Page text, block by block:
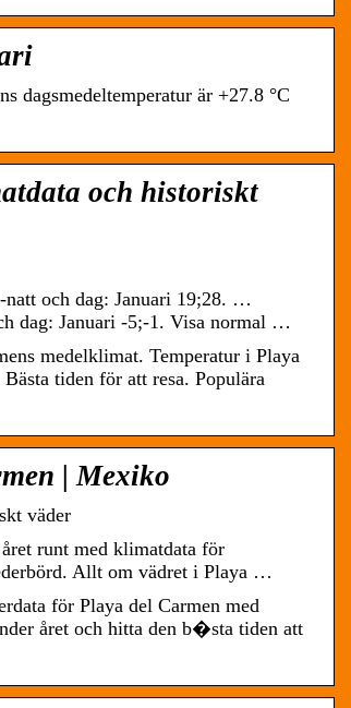
dagsmedeltemperatur är +27.8 °C
och historiskt
natt och dag: Januari 19;28. …
dag: Januari -5;-1. Visa normal …
medelklimat. Temperatur i Playa
tiden för att resa. Populära
| Mexiko
väder
runt med klimatdata för
Allt om vädret i Playa …
för Playa del Carmen med
året och hitta den b�sta tiden att